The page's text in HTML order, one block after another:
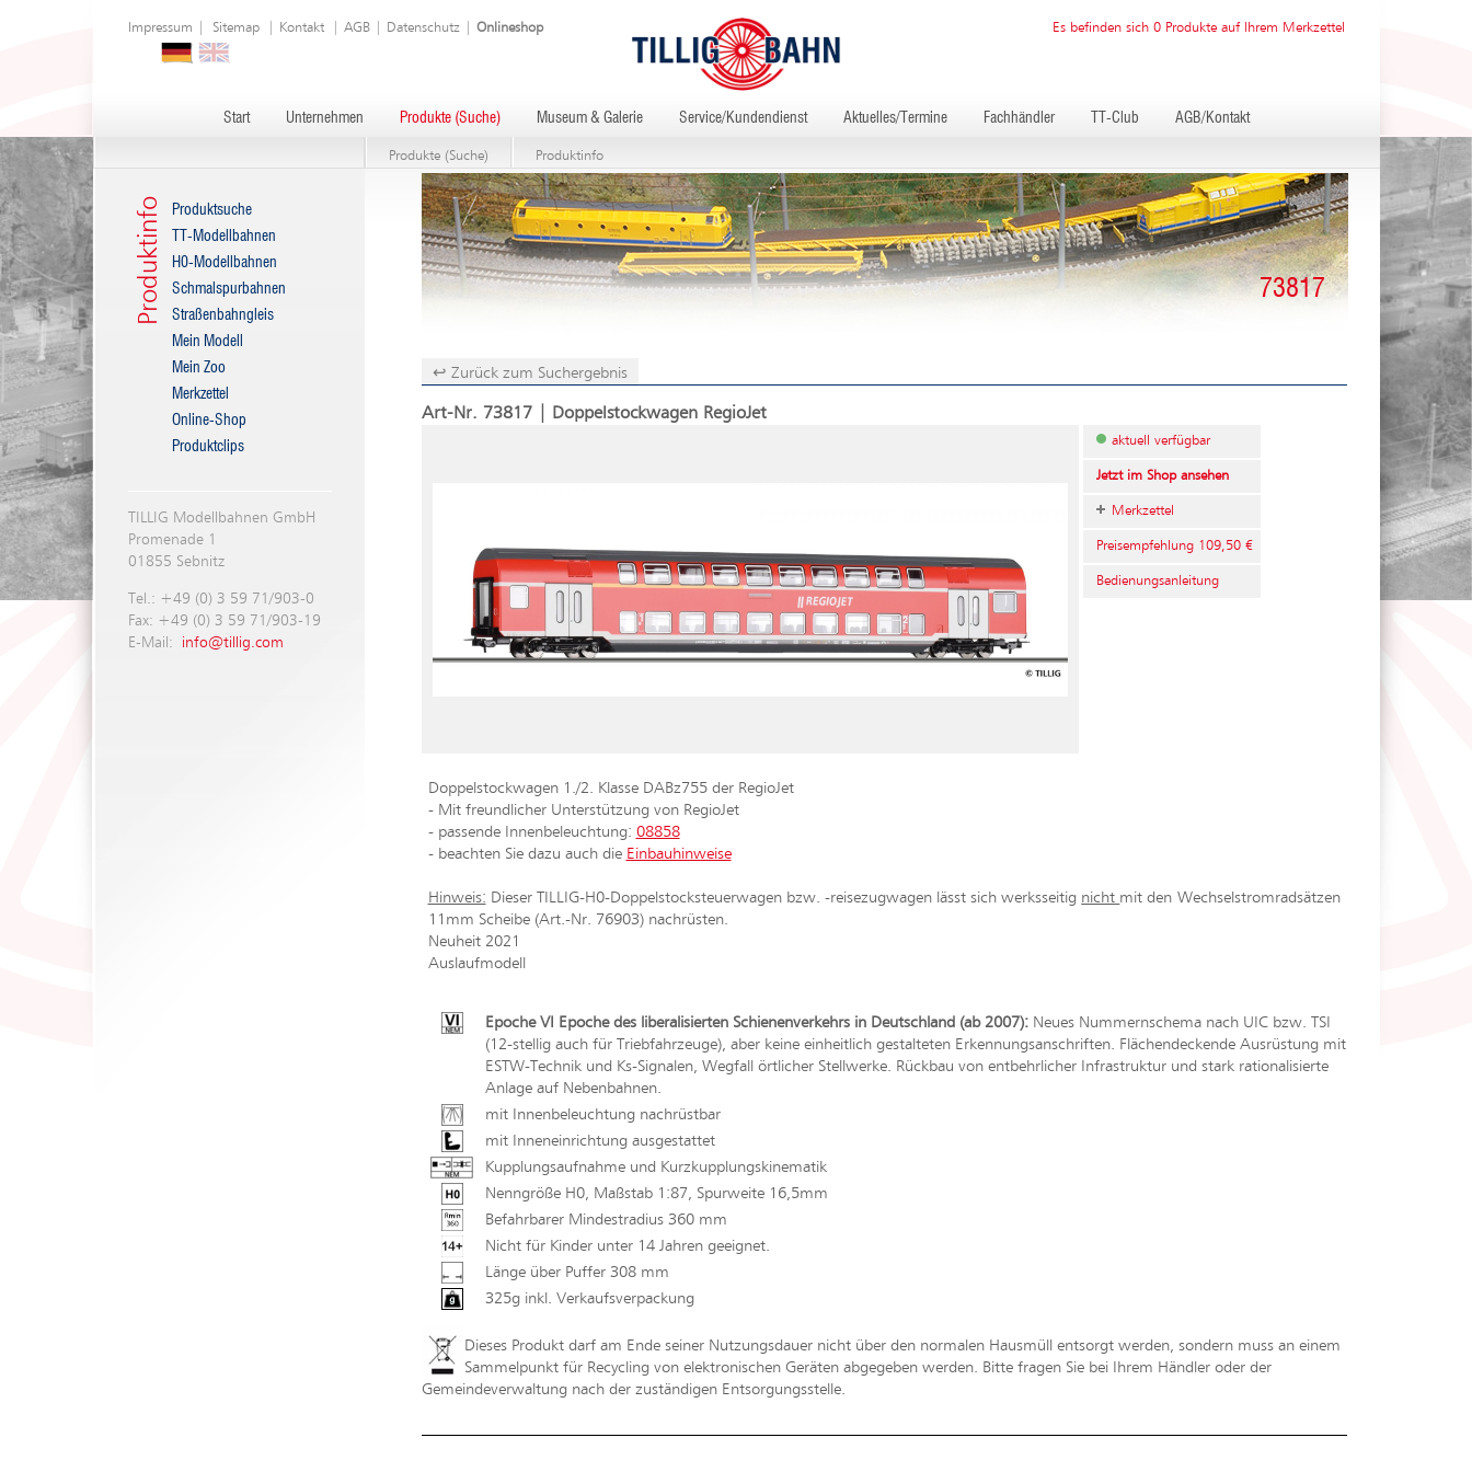
Es befinden sich 0 Produkte auf Ihrem Merkzettel
Impressum Sitemap| Kontakt| AGB| Datenschutz| Onlineshop
Start Unternehmen Produkte (Suche) Museum & Galerie Service/Kundendienst Aktuelles/Termine Fachhändler TT-Club AGB/Kontakt
Produkte (Suche) Produktinfo
Produktinfo
Produktsuche
TT-Modellbahnen
H0-Modellbahnen
Schmalspurbahnen
Straßenbahngleis
Mein Modell
Mein Zoo
Merkzettel
Online-Shop
Produktclips
TILLIG Modellbahnen GmbH
Promenade 1
01855 Sebnitz
Tel.: +49 (0) 3 59 71/903-0
Fax: +49 (0) 3 59 71/903-19
E-Mail:
info@tillig.com
73817
↩ Zurück zum Suchergebnis
Art-Nr. 73817 | Doppelstockwagen RegioJet
aktuell verfügbar
Jetzt im Shop ansehen
Merkzettel
Preisempfehlung 109,50 €
Bedienungsanleitung
Doppelstockwagen 1./2. Klasse DABz755 der RegioJet
- Mit freundlicher Unterstützung von RegioJet
- passende Innenbeleuchtung: 08858
- beachten Sie dazu auch die Einbauhinweise
Hinweis: Dieser TILLIG-H0-Doppelstocksteuerwagen bzw. -reisezugwagen lässt sich werksseitig nicht mit den Wechselstromradsätzen
11mm Scheibe (Art.-Nr. 76903) nachrüsten.
Neuheit 2021
Auslaufmodell
Epoche VI Epoche des liberalisierten Schienenverkehrs in Deutschland (ab 2007):Neues Nummernschema nach UIC bzw. TSI
(12-stellig auch für Triebfahrzeuge), aber keine einheitlich gestalteten Erkennungsanschriften. Flächendeckende Ausrüstung mit
ESTW-Technik und Ks-Signalen, Wegfall örtlicher Stellwerke. Rückbau von entbehrlicher Infrastruktur und stark rationalisierte
Anlage auf Nebenbahnen.
mit Innenbeleuchtung nachrüstbar
mit Inneneinrichtung ausgestattet
Kupplungsaufnahme und Kurzkupplungskinematik
Nenngröße H0, Maßstab 1:87, Spurweite 16,5mm
Befahrbarer Mindestradius 360 mm
Nicht für Kinder unter 14 Jahren geeignet.
Länge über Puffer 308 mm
325g inkl. Verkaufsverpackung
Dieses Produkt darf am Ende seiner Nutzungsdauer nicht über den normalen Hausmüll entsorgt werden, sondern muss an einem
Sammelpunkt für Recycling von elektronischen Geräten abgegeben werden. Bitte fragen Sie bei Ihrem Händler oder der
Gemeindeverwaltung nach der zuständigen Entsorgungsstelle.